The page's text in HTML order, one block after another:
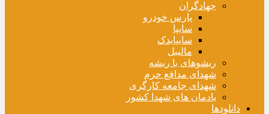
جهادگران
پارس خودرو
سایپا
سایپایدک
مالیبل
ریشوهای با ریشه
شهدای مدافع حرم
شهدای جامعه کارگری
یادمان های شهدا کشور
دانلودها